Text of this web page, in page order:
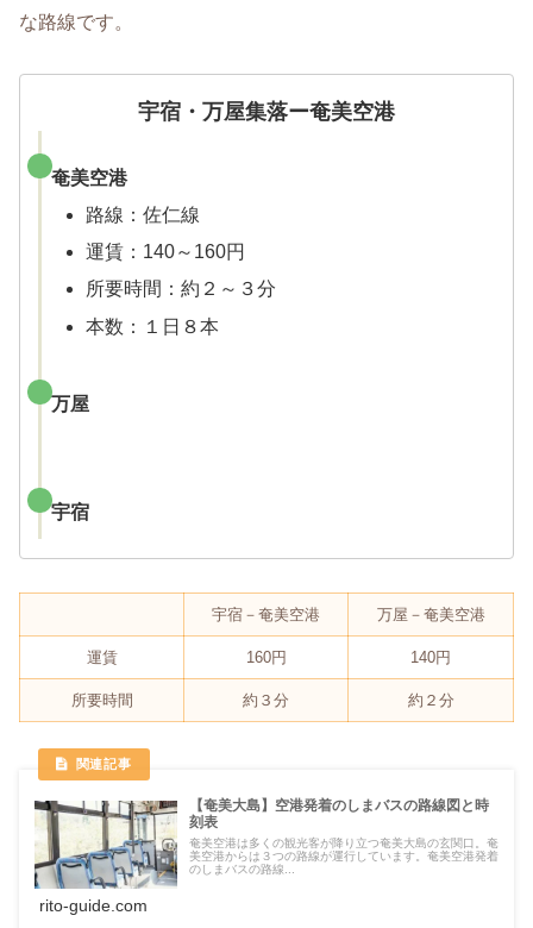
な路線です。
宇宿・万屋集落ー奄美空港
奄美空港
路線：佐仁線
運賃：140～160円
所要時間：約２～３分
本数：１日８本
万屋
宇宿
宇宿－奄美空港 万屋－奄美空港
運賃 160円 140円
所要時間 約３分 約２分
【奄美大島】空港発着のしまバスの路線図と時
刻表
奄美空港は多くの観光客が降り立つ奄美大島の玄関口。奄
美空港からは３つの路線が運行しています。奄美空港発着
のしまバスの路線...
rito-guide.com